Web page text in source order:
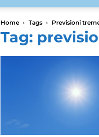
Home Tags Previsioni
Tag: